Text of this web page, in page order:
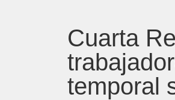
Cuarta
temporal